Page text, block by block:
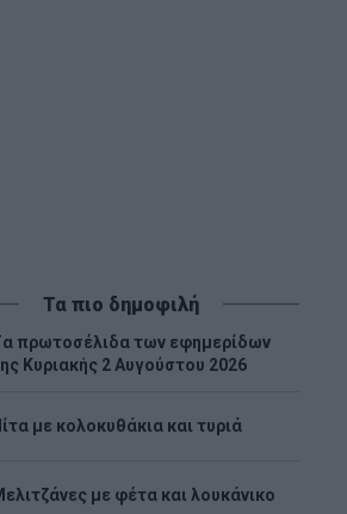
Τα πιο δημοφιλή
πρωτοσέλιδα των εφημερίδων
Κυριακής 2 Αυγούστου 2026
με κολοκυθάκια και τυριά
με φέτα και λουκάνικο